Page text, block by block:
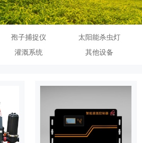
孢子捕捉仪
太阳能杀虫灯
灌溉系统 其他设备